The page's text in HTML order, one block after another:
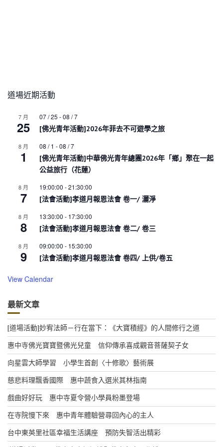
道場近期活動
7 月
25
07 / 25 -08 / 7
[佛光青年活動]2026年菲去不可遊學之旅
8 月
1
08 / 1 -08 / 7
[佛光青年活動]中華佛光青年總團2026年「鄉」聚在一起
公益旅行（花蓮）
8 月
7
19:00:00 -21:30:00
[法會活動]孝道月報恩法會 卷一/ 灑淨
8 月
8
13:30:00 - 17:30:00
[法會活動]孝道月報恩法會 卷二/ 卷三
8 月
9
09:00:00 - 15:30:00
[法會活動]孝道月報恩法會 卷四/ 上供/卷五
View Calendar
最新文章
[道場活動]妙宥法師－行在當下：《大寶積經》的人間修行之道
惠中寺佛光寶寶暨佛光兒童 信仰傳承喜成觀音菩薩契子女
向星雲大師學習 小學生首創〈十修歌〉藝術展
慈悲料理飄香國際 惠中蔬食入選米其林指南
戲曲好好玩 惠中寺夏令營小學員粉墨登場
在寺院慢下來 惠中青年體驗營尋回內心的主人
台中東英里社區幸福生活講座 預防失智活出精彩